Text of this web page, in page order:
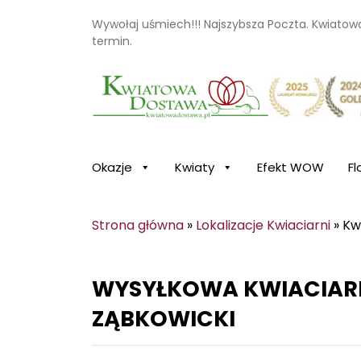
Wywołaj uśmiech!!! Najszybsza Poczta.
termin.
Kwiaciarnia internetowa Kwiatowa
Okazje Kwiaty Efekt WOW
Strona główna » Lokalizacje Kwiaciarni »
WYSYŁKOWA
ZĄBKOWICKI